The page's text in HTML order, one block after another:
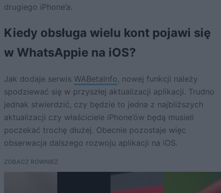
drugiego iPhone’a.
Kiedy obsługa wielu kont pojawi się
w WhatsAppie na iOS?
Jak dodaje serwis WABetaInfo, nowej funkcji należy
spodziewać się w przyszłej aktualizacji aplikacji. Trudno
jednak stwierdzić, czy będzie to jedna z najbliższych
aktualizacji czy właściciele iPhone’ów będą musieli
poczekać trochę dłużej. Obecnie pozostaje więc
obserwacja dalszego rozwoju aplikacji na iOS.
ZOBACZ RÓWNIEŻ